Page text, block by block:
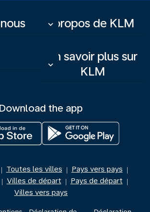
À propos de KLM
keyboard_arrow_down
En savoir plus sur
KLM
keyboard_arrow_down
Download the app
| Toutes les villes | Pays vers pays |
| Villes de départ | Pays de départ |
Villes vers pays